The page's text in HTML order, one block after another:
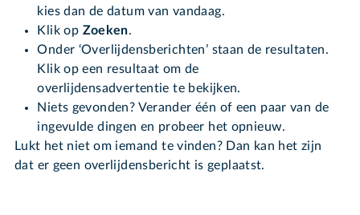
kies dan de datum van vandaag.
Klik op Zoeken.
Onder ‘Overlijdensberichten’ staan de resultaten.
Klik op een resultaat om de
overlijdensadvertentie te bekijken.
Niets gevonden? Verander één of een paar van de
ingevulde dingen en probeer het opnieuw.
Lukt het niet om iemand te vinden? Dan kan het zijn
dat er geen overlijdensbericht is geplaatst.